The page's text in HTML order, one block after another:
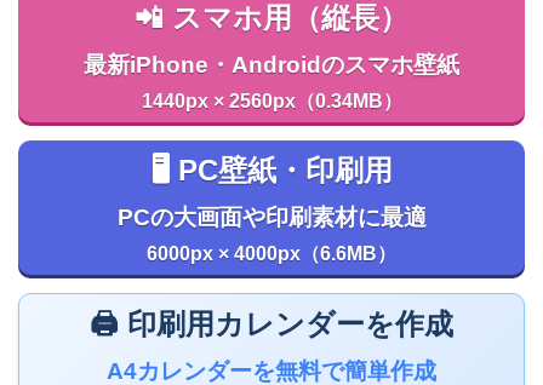
📲 スマホ用（縦長）
最新iPhone・Androidのスマホ壁紙
1440px × 2560px（0.34MB）
🖥️ PC壁紙・印刷用
PCの大画面や印刷素材に最適
6000px × 4000px（6.6MB）
🖨️ 印刷用カレンダーを作成
A4カレンダーを無料で簡単作成